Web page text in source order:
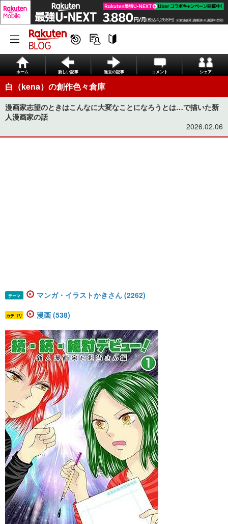
ホーム 新しい記事 過去の記事 コメント シェア
白（kena）の創作色々倉庫
漫画家志望のときはこんなに大変なことになろうとは…で描いた新
人漫画家の話
2026.02.06
テーマ マンガ・イラストかきさん (2262)
カテゴリ 漫画 (538)